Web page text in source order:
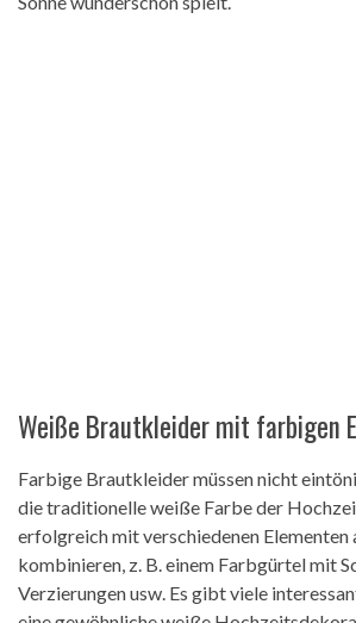
Weiße Brautkleider mit farbigen
Farbige Brautkleider müssen nicht
die traditionelle weiße Farbe der
erfolgreich mit verschiedenen
kombinieren, z. B. einem Farbgürtel mit
Verzierungen usw. Es gibt viele